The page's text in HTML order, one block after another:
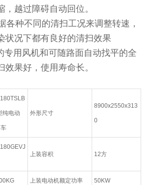
，越过障碍自动回位。
各种不同的清扫工况来调整转速，
状况下都有良好的清扫效果
专用风机和可随路面自动找平的全
效果好，使用寿命长。
纯电动 外形尺寸
8900x2550x313
0
上装容积 12方
上装电动机额定功率 50KW